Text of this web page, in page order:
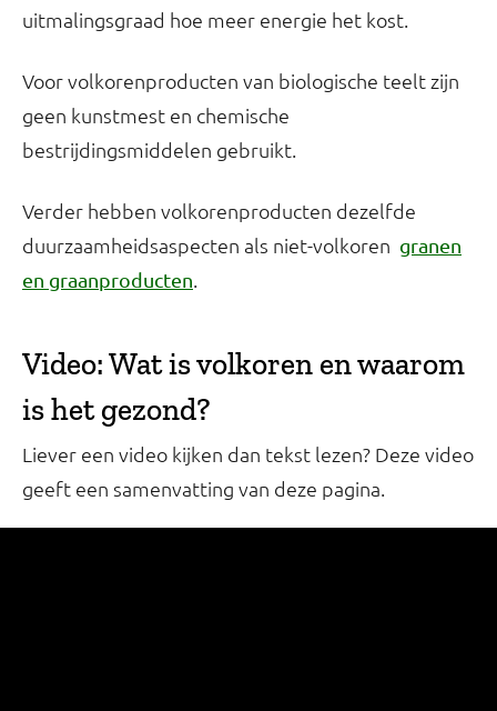
uitmalingsgraad hoe meer energie het kost.
Voor volkorenproducten van biologische teelt zijn
geen kunstmest en chemische
bestrijdingsmiddelen gebruikt.
Verder hebben volkorenproducten dezelfde
duurzaamheidsaspecten als niet-volkoren granen
en graanproducten.
Video: Wat is volkoren en waarom
is het gezond?
Liever een video kijken dan tekst lezen? Deze video
geeft een samenvatting van deze pagina.